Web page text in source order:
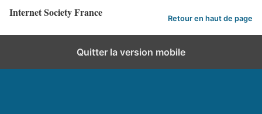
Internet Society France Retour en haut de page
Quitter la version mobile